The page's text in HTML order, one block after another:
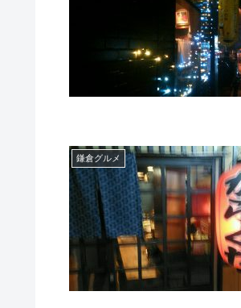
鎌倉グルメ